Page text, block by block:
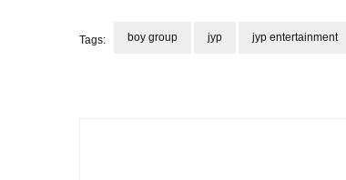
Tags: boy group jyp jyp entertainment